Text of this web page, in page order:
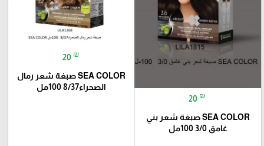
20 ₪
SEA COLOR صبغة شعر بني
غامق 3/0 100مل
20 ₪
SEA COLOR صبغة شعر رمال
الصحراء8/37 100مل